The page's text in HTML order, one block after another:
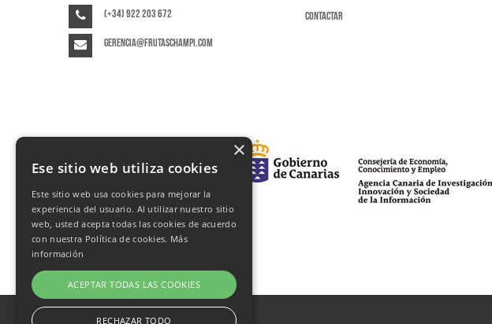
(+34) 922 203 672
gerencia@frutaschampi.com
Contactar
×
Ese sitio web utiliza cookies
Este sitio web usa cookies para mejorar la
experiencia del usuario. Al utilizar nuestro sitio
web, usted acepta todas las cookies de acuerdo
con nuestra Política de cookies. Más
información
ACEPTAR TODAS LAS COOKIES
RECHAZAR TODO